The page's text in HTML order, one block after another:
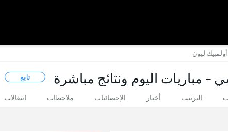
ليون
- مباريات اليوم ونتائج مباشرة تابع
الترتيب أخبار الإحصائيات ملاحظات انتقالات